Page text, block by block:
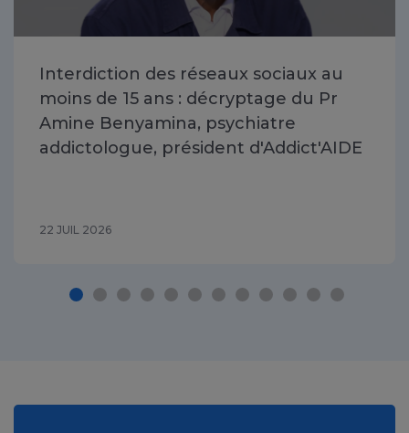
Interdiction des réseaux sociaux au
moins de 15 ans : décryptage du Pr
Amine Benyamina, psychiatre
addictologue, président d'Addict'AIDE
22 JUIL 2026